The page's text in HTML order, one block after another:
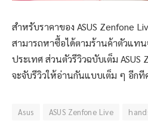
สำหรับราคาของ ASUS Zenfone
สามารถหาซื้อได้ตามร้านค้าตัวแทน
ประเทศ ส่วนตัวรีวิวฉบับเต็ม ASUS
จะจับรีวิวให้อ่านกันแบบเต็ม ๆ อีกที
Asus ASUS Zenfone Live